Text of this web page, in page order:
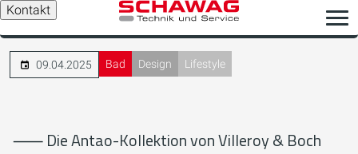
Kontakt
09.04.2025 Bad Design Lifestyle
⸺ Die Antao-Kollektion von Villeroy & Boch